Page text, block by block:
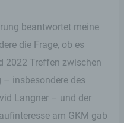
beantwortet meine
die Frage, ob es
2022 Treffen zwischen
– insbesondere des
Langner – und der
am GKM gab
jederzeit
Einstellung des
und damit
Internetbrowser oder
gelöscht werden. Dies
möglich.
die Setzung von